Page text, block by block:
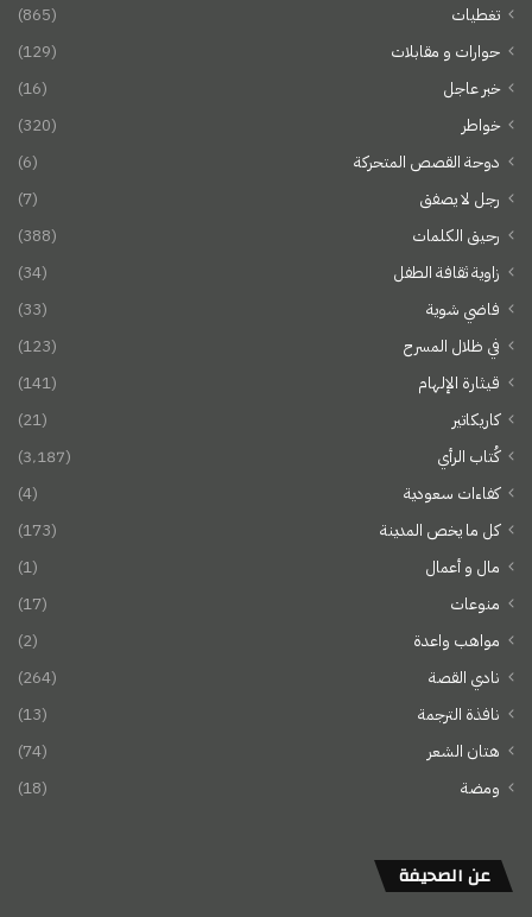
تغطيات
(865)
حوارات و مقابلات
(129)
خبر عاجل
(16)
خواطر
(320)
دوحة القصص المتحركة
(6)
رجل لا يصفق
(7)
رحيق الكلمات
(388)
زاوية ثقافة الطفل
(34)
فاضي شوية
(33)
في ظلال المسرح
(123)
قيثارة الإلهام
(141)
كاريكاتير
(21)
كُتاب الرأي
(3٬187)
كفاءات سعودية
(4)
كل ما يخص المدينة
(173)
مال و أعمال
(1)
منوعات
(17)
مواهب واعدة
(2)
نادي القصة
(264)
نافذة الترجمة
(13)
هتان الشعر
(74)
ومضة
(18)
عن الصحيفة